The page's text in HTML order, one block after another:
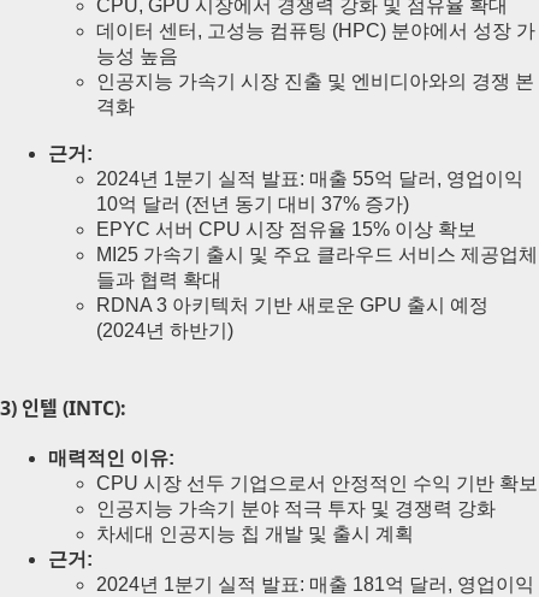
CPU, GPU 시장에서 경쟁력 강화 및 점유율 확대
데이터 센터, 고성능 컴퓨팅 (HPC) 분야에서 성장 가
능성 높음
인공지능 가속기 시장 진출 및 엔비디아와의 경쟁 본
격화
근거:
2024년 1분기 실적 발표: 매출 55억 달러, 영업이익
10억 달러 (전년 동기 대비 37% 증가)
EPYC 서버 CPU 시장 점유율 15% 이상 확보
MI25 가속기 출시 및 주요 클라우드 서비스 제공업체
들과 협력 확대
RDNA 3 아키텍처 기반 새로운 GPU 출시 예정
(2024년 하반기)
3) 인텔 (INTC):
매력적인 이유:
CPU 시장 선두 기업으로서 안정적인 수익 기반 확보
인공지능 가속기 분야 적극 투자 및 경쟁력 강화
차세대 인공지능 칩 개발 및 출시 계획
근거:
2024년 1분기 실적 발표: 매출 181억 달러, 영업이익